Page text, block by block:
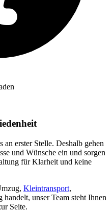
an erster Stelle. Deshalb gehen
und Wünsche ein und sorgen
für Klarheit und keine
Kleintransport,
handelt, unser Team steht Ihnen
Seite.